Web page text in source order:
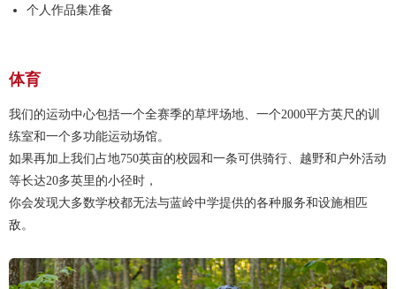
个人作品集准备
体育
我们的运动中心包括一个全赛季的草坪场地、一个2000平方英尺的训
练室和一个多功能运动场馆。
如果再加上我们占地750英亩的校园和一条可供骑行、越野和户外活动
等长达20多英里的小径时，
你会发现大多数学校都无法与蓝岭中学提供的各种服务和设施相匹
敌。